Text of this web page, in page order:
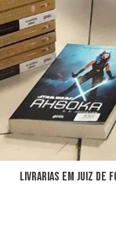
Livrarias em Juiz de